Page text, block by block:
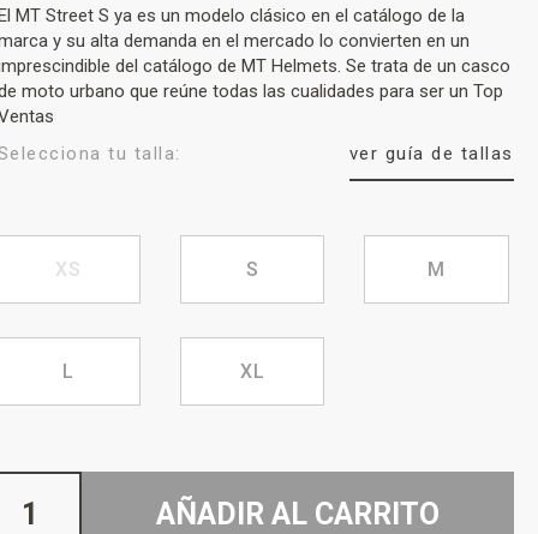
MT Street S ya es un modelo clásico en el catálogo de la
y su alta demanda en el mercado lo convierten en un
del catálogo de MT Helmets. Se trata de un casco
moto urbano que reúne todas las cualidades para ser un Top
tu talla:
ver guía de tallas
XS S M
L XL
AÑADIR AL CARRITO